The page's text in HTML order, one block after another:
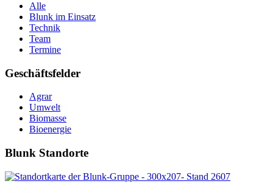
Alle
Blunk im Einsatz
Technik
Team
Termine
Geschäftsfelder
Agrar
Umwelt
Biomasse
Bioenergie
Blunk Standorte